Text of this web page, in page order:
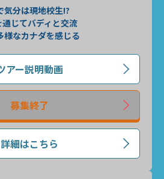
気分は現地校生!?
じてバディと交流
様なカナダを感じる
アー説明動画
募集終了
詳細はこちら